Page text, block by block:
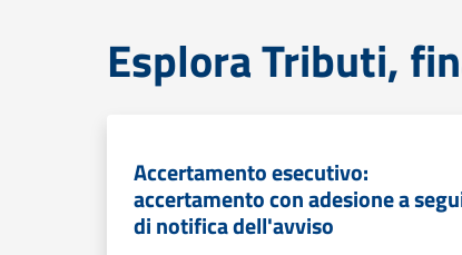
Esplora Tributi,
Accertamento esecutivo:
accertamento con adesione a
di notifica dell'avviso